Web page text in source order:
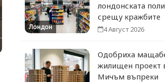
Лондон
лондонската
срещу кражбите
4 Август 2026
Одобриха
жилищен проект
Мичъм въпреки